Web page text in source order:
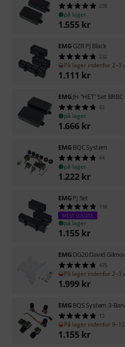
238
på lager
1.555 kr
EMGGZR PJ Black
232
På lager indenfor 2–3
1.111 kr
EMGJH "HET" Set BRBC
32
på lager
1.666 kr
EMGBQC System
44
på lager
1.222 kr
EMGPJ Set
118
MEST SOLGTE
på lager
1.155 kr
EMGDG20 David
475
På lager indenfor 2–3
1.999 kr
EMGBQS System 3-
12
På lager indenfor
1.155 kr